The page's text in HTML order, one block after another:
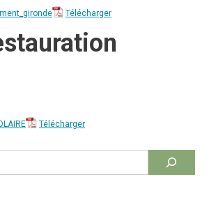
Télécharger
Télécharger